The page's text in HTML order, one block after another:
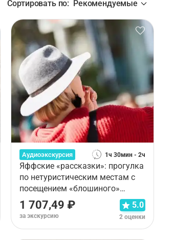
Сортировать по: Рекомендуемые
Аудиоэкскурсия 1ч 30мин - 2ч
Яффские «рассказки»: прогулка
по нетуристическим местам с
посещением «блошиного»
рынка
1 707,49 ₽
за экскурсию
5.0
2 оценки